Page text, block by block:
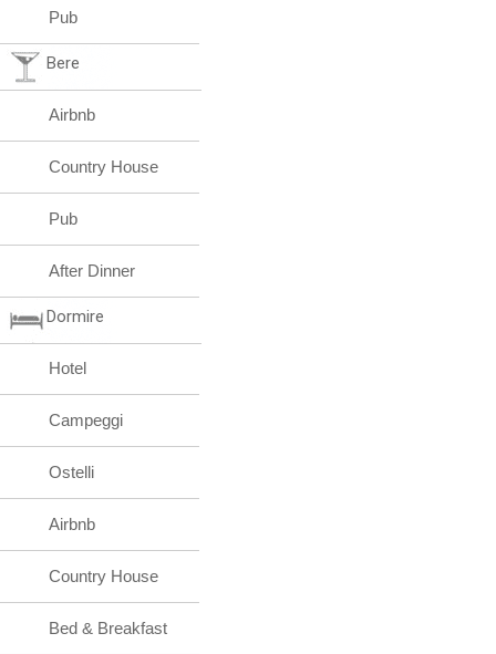
Pub
Bere
Airbnb
Country House
Pub
After Dinner
Dormire
Hotel
Campeggi
Ostelli
Airbnb
Country House
Bed & Breakfast